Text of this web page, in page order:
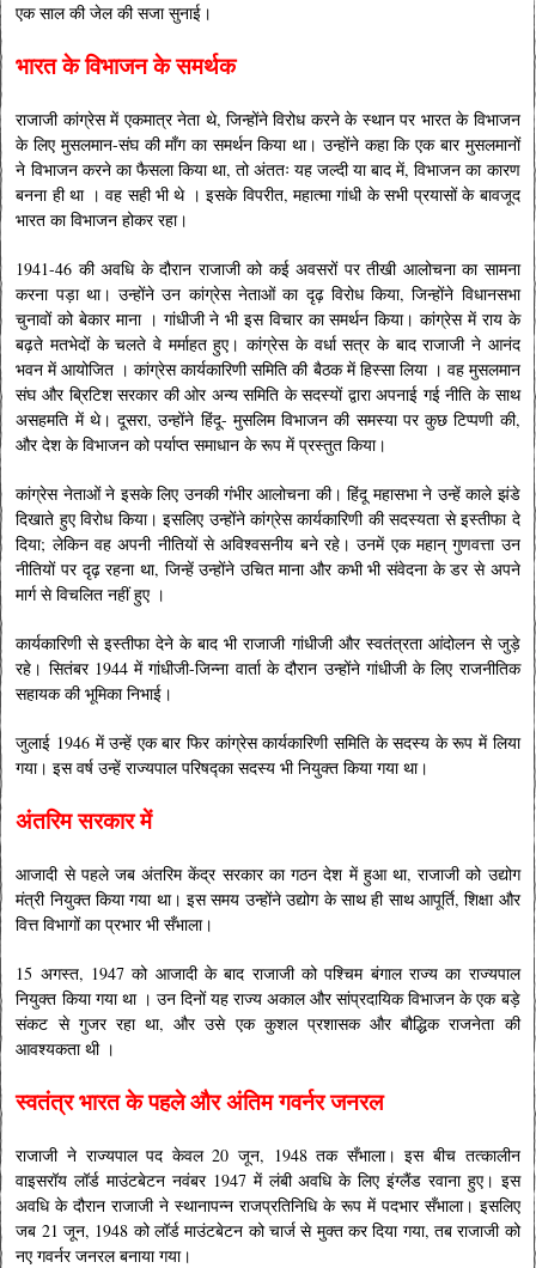
एक साल की जेल की सजा सुनाई।
भारत के विभाजन के समर्थक
राजाजी कांग्रेस में एकमात्र नेता थे, जिन्होंने विरोध करने के स्थान पर भारत के विभाजन
के लिए मुसलमान-संघ की माँग का समर्थन किया था। उन्होंने कहा कि एक बार मुसलमानों
ने विभाजन करने का फैसला किया था, तो अंततः यह जल्दी या बाद में, विभाजन का कारण
बनना ही था । वह सही भी थे । इसके विपरीत, महात्मा गांधी के सभी प्रयासों के बावजूद
भारत का विभाजन होकर रहा।
1941-46 की अवधि के दौरान राजाजी को कई अवसरों पर तीखी आलोचना का सामना
करना पड़ा था। उन्होंने उन कांग्रेस नेताओं का दृढ़ विरोध किया, जिन्होंने विधानसभा
चुनावों को बेकार माना । गांधीजी ने भी इस विचार का समर्थन किया। कांग्रेस में राय के
बढ़ते मतभेदों के चलते वे मर्माहत हुए। कांग्रेस के वर्धा सत्र के बाद राजाजी ने आनंद
भवन में आयोजित । कांग्रेस कार्यकारिणी समिति की बैठक में हिस्सा लिया । वह मुसलमान
संघ और ब्रिटिश सरकार की ओर अन्य समिति के सदस्यों द्वारा अपनाई गई नीति के साथ
असहमति में थे। दूसरा, उन्होंने हिंदू- मुसलिम विभाजन की समस्या पर कुछ टिप्पणी की,
और देश के विभाजन को पर्याप्त समाधान के रूप में प्रस्तुत किया।
कांग्रेस नेताओं ने इसके लिए उनकी गंभीर आलोचना की। हिंदू महासभा ने उन्हें काले झंडे
दिखाते हुए विरोध किया। इसलिए उन्होंने कांग्रेस कार्यकारिणी की सदस्यता से इस्तीफा दे
दिया; लेकिन वह अपनी नीतियों से अविश्वसनीय बने रहे। उनमें एक महान् गुणवत्ता उन
नीतियों पर दृढ़ रहना था, जिन्हें उन्होंने उचित माना और कभी भी संवेदना के डर से अपने
मार्ग से विचलित नहीं हुए ।
कार्यकारिणी से इस्तीफा देने के बाद भी राजाजी गांधीजी और स्वतंत्रता आंदोलन से जुड़े
रहे। सितंबर 1944 में गांधीजी-जिन्ना वार्ता के दौरान उन्होंने गांधीजी के लिए राजनीतिक
सहायक की भूमिका निभाई।
जुलाई 1946 में उन्हें एक बार फिर कांग्रेस कार्यकारिणी समिति के सदस्य के रूप में लिया
गया। इस वर्ष उन्हें राज्यपाल परिषद्का सदस्य भी नियुक्त किया गया था।
अंतरिम सरकार में
आजादी से पहले जब अंतरिम केंद्र सरकार का गठन देश में हुआ था, राजाजी को उद्योग
मंत्री नियुक्त किया गया था। इस समय उन्होंने उद्योग के साथ ही साथ आपूर्ति, शिक्षा और
वित्त विभागों का प्रभार भी सँभाला।
15 अगस्त, 1947 को आजादी के बाद राजाजी को पश्चिम बंगाल राज्य का राज्यपाल
नियुक्त किया गया था । उन दिनों यह राज्य अकाल और सांप्रदायिक विभाजन के एक बड़े
संकट से गुजर रहा था, और उसे एक कुशल प्रशासक और बौद्धिक राजनेता की
आवश्यकता थी ।
स्वतंत्र भारत के पहले और अंतिम गवर्नर जनरल
राजाजी ने राज्यपाल पद केवल 20 जून, 1948 तक सँभाला। इस बीच तत्कालीन
वाइसरॉय लॉर्ड माउंटबेटन नवंबर 1947 में लंबी अवधि के लिए इंग्लैंड रवाना हुए। इस
अवधि के दौरान राजाजी ने स्थानापन्न राजप्रतिनिधि के रूप में पदभार सँभाला। इसलिए
जब 21 जून, 1948 को लॉर्ड माउंटबेटन को चार्ज से मुक्त कर दिया गया, तब राजाजी को
नए गवर्नर जनरल बनाया गया।